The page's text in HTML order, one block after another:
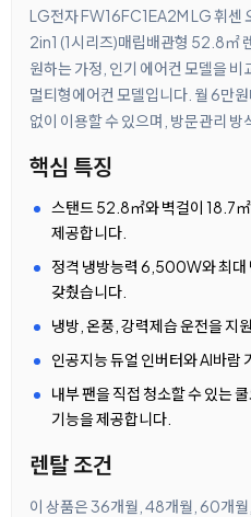
LG전자 FW16FC1EA2M LG 휘센
2in1 (1시리즈)매립배관형 52.8㎡
원하는 가정, 인기 에어컨 모델을
멀티형에어컨 모델입니다. 월 6만
없이 이용할 수 있으며, 방문관리 방
핵심 특징
스탠드 52.8㎡와 벽걸이 18.7
제공합니다.
정격 냉방능력 6,500W와 최
갖췄습니다.
냉방, 온풍, 강력제습 운전을 지
인공지능 듀얼 인버터와 AI바람
내부 팬을 직접 청소할 수 있는
기능을 제공합니다.
렌탈 조건
이 상품은 36개월, 48개월, 60개월